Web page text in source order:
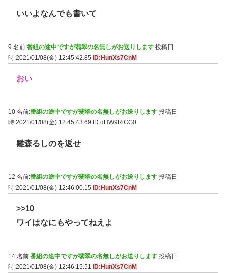
いいよなんでも書いて
9 名前:番組の途中ですが翡翠の名無しがお送りします 投稿日
時:2021/01/08(金) 12:45:42.85 ID:HunXs7CnM
おい
10 名前:番組の途中ですが翡翠の名無しがお送りします 投稿日
時:2021/01/08(金) 12:45:43.69
ID:dHW9RiCG0
雛森るしのを返せ
12 名前:番組の途中ですが翡翠の名無しがお送りします 投稿日
時:2021/01/08(金) 12:46:00.15
ID:HunXs7CnM
>>10
ワイはなにもやってねえよ
14 名前:番組の途中ですが翡翠の名無しがお送りします 投稿日
時:2021/01/08(金) 12:46:15.51 ID:HunXs7CnM